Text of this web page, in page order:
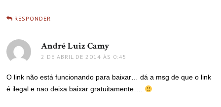
RESPONDER
André Luiz Camy
2 DE ABRIL DE 2014 ÀS 0:45
O link não está funcionando para baixar… dá a msg de que o link
é ilegal e nao deixa baixar gratuitamente….